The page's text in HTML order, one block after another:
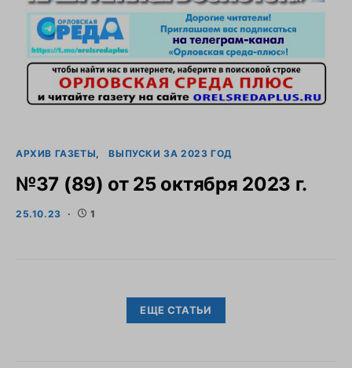
АРХИВ ГАЗЕТЫ ВЫПУСКИ ЗА 2023 ГОД
№37 (89) от 25 октября 2023 г.
25.10.23 1
ЕЩЕ СТАТЬИ